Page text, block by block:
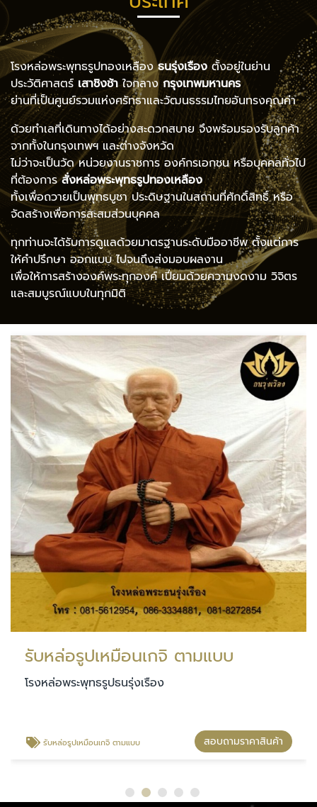
โรงหล่อพระพุทธรูปทองเหลืองธนรุ่งเรืองตั้งอยู่ในย่าน
ประวัติศาสตร์ เสาชิงช้าใจกลางกรุงเทพมหานคร
ย่านที่เป็นศูนย์รวมแห่งศรัทธาและวัฒนธรรมไทยอันทรงคุณค่า
ด้วยทำเลที่เดินทางได้อย่างสะดวกสบาย จึงพร้อมรองรับลูกค้า
จากทั้งในกรุงเทพฯ และต่างจังหวัด
ไม่ว่าจะเป็นวัด หน่วยงานราชการ องค์กรเอกชน หรือบุคคลทั่วไป
ที่ต้องการสั่งหล่อพระพุทธรูปทองเหลือง
ทั้งเพื่อถวายเป็นพุทธบูชา ประดิษฐานในสถานที่ศักดิ์สิทธิ์ หรือ
จัดสร้างเพื่อการสะสมส่วนบุคคล
ทุกท่านจะได้รับการดูแลด้วยมาตรฐานระดับมืออาชีพ ตั้งแต่การ
ให้คำปรึกษา ออกแบบ ไปจนถึงส่งมอบผลงาน
เพื่อให้การสร้างองค์พระทุกองค์ เปี่ยมด้วยความงดงาม วิจิตร
และสมบูรณ์แบบในทุกมิติ
หล่อรูปเหมือนเกจิ ตามแบบ
หล่อพระพุทธรูปธนรุ่งเรือง
รับหล่อรูปเหมือนเกจิ ตามแบบ สอบถามราคาสินค้า